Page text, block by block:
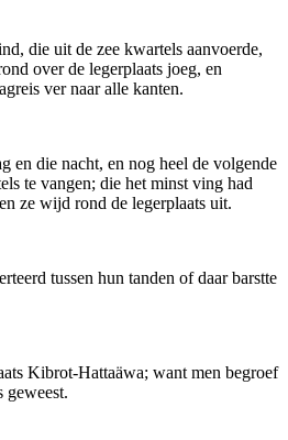
die uit de zee kwartels aanvoerde,
over de legerplaats joeg, en
ver naar alle kanten.
en die nacht, en nog heel de volgende
te vangen; die het minst ving had
ze wijd rond de legerplaats uit.
tussen hun tanden of daar barstte
Kibrot-Hattaäwa; want men begroef
geweest.